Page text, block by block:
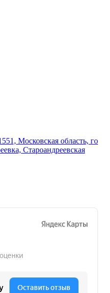
Московская область, го
Староандреевская